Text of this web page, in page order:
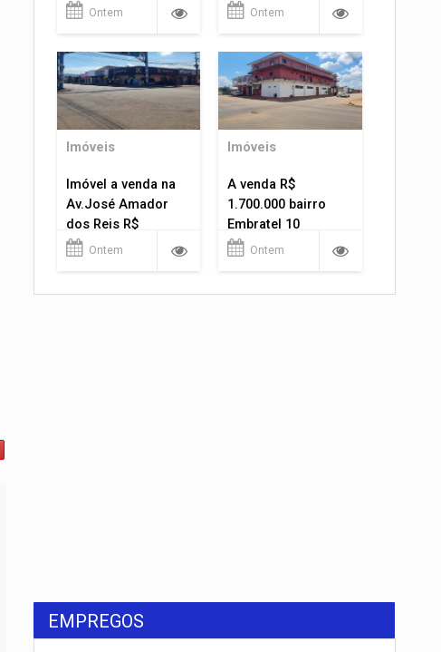
Ontem Ontem
Imóveis
Imóvel a venda na
Av.José Amador
dos Reis R$
1.400.000
Ontem
Imóveis
A venda R$
1.700.000 bairro
Embratel 10
apartamentos!
Ontem
EMPREGOS